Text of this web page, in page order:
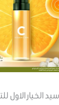
الخيار الاول